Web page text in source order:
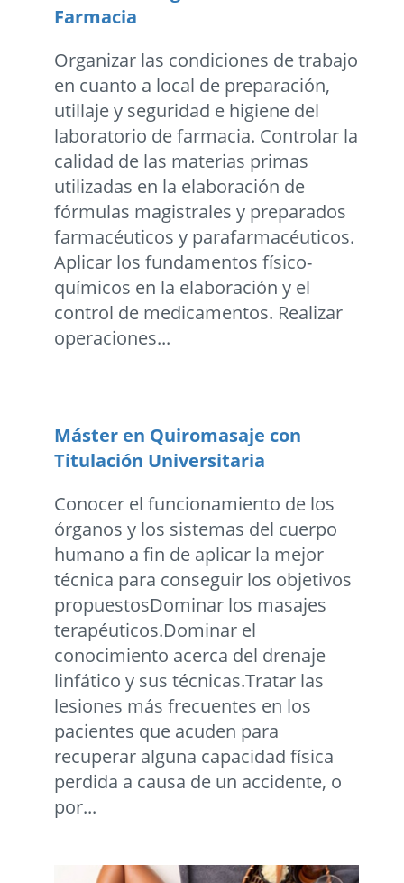
Farmacia
Organizar las condiciones de trabajo
en cuanto a local de preparación,
utillaje y seguridad e higiene del
laboratorio de farmacia. Controlar la
calidad de las materias primas
utilizadas en la elaboración de
fórmulas magistrales y preparados
farmacéuticos y parafarmacéuticos.
Aplicar los fundamentos físico-
químicos en la elaboración y el
control de medicamentos. Realizar
operaciones...
Máster en Quiromasaje con
Titulación Universitaria
Conocer el funcionamiento de los
órganos y los sistemas del cuerpo
humano a fin de aplicar la mejor
técnica para conseguir los objetivos
propuestosDominar los masajes
terapéuticos.Dominar el
conocimiento acerca del drenaje
linfático y sus técnicas.Tratar las
lesiones más frecuentes en los
pacientes que acuden para
recuperar alguna capacidad física
perdida a causa de un accidente, o
por...